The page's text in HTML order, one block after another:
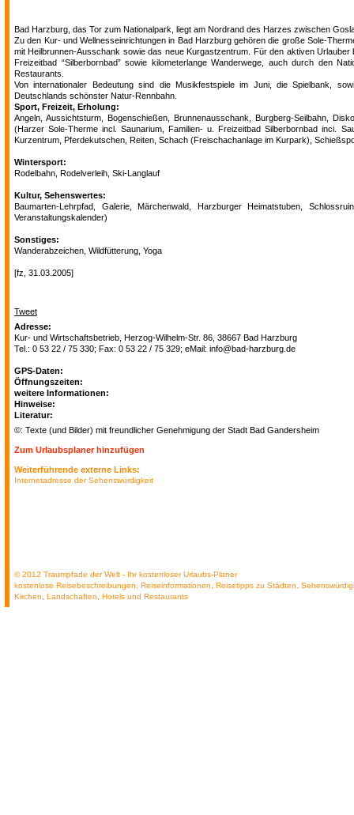
Bad Harzburg, das Tor zum Nationalpark, liegt am Nordrand des Harzes zwischen
Zu den Kur- und Wellnesseinrichtungen in Bad Harzburg gehören die große Sole-
mit Heilbrunnen-Ausschank sowie das neue Kurgastzentrum. Für den aktiven
Freizeitbad “Silberbornbad” sowie kilometerlange Wanderwege, auch durch den
Restaurants.
Von internationaler Bedeutung sind die Musikfestspiele im Juni, die Spielbank,
Deutschlands schönster Natur-Rennbahn.
Sport, Freizeit, Erholung:
Angeln, Aussichtsturm, Bogenschießen, Brunnenausschank, Burgberg-Seilbahn,
(Harzer Sole-Therme incl. Saunarium, Familien- u. Freizeitbad Silberbornbad inci.
Kurzentrum, Pferdekutschen, Reiten, Schach (Freischachanlage im Kurpark),
Wintersport:
Rodelbahn, Rodelverleih, Ski-Langlauf
Kultur, Sehenswertes:
Baumarten-Lehrpfad, Galerie, Märchenwald, Harzburger Heimatstuben,
Veranstaltungskalender)
Sonstiges:
Wanderabzeichen, Wildfütterung, Yoga
[fz, 31.03.2005]
Tweet
Adresse:
Kur- und Wirtschaftsbetrieb, Herzog-Wilhelm-Str. 86, 38667 Bad Harzburg
Tel.: 0 53 22 / 75 330; Fax: 0 53 22 / 75 329; eMail: info@bad-harzburg.de
GPS-Daten:
Öffnungszeiten:
weitere Informationen:
Hinweise:
Literatur:
©: Texte (und Bilder) mit freundlicher Genehmigung der Stadt Bad Gandersheim
Zum Urlaubsplaner hinzufügen
Weiterführende externe Links:
Internetadresse der Sehenswürdigkeit
© 2012 Traumpfade der Welt - Ihr kostenloser Urlaubs-Planer
kostenlose Reisebeschreibungen, Reiseinformationen, Reisetipps zu Städten,
Kirchen, Landschaften, Hotels und Restaurants